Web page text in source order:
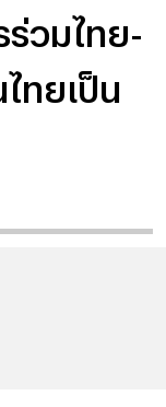
วมไทย-
ทยเป็น